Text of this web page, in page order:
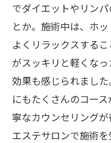
でダイエットやリン
とか。施術中は、ホ
よくリラックスする
がスッキリと軽くな
効果も感じられまし
にもたくさんのコー
寧なカウンセリング
エステサロンで施術